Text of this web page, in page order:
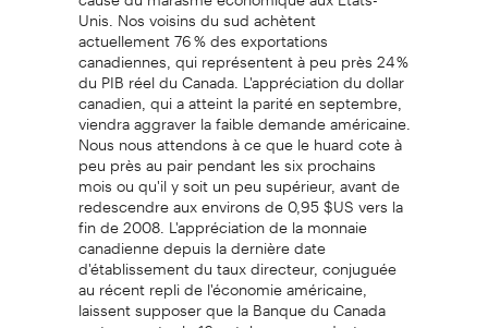
Unis. Nos voisins du sud achètent
actuellement 76 % des exportations
canadiennes, qui représentent à peu près 24 %
du PIB réel du Canada. L'appréciation du dollar
canadien, qui a atteint la parité en septembre,
viendra aggraver la faible demande américaine.
Nous nous attendons à ce que le huard cote à
peu près au pair pendant les six prochains
mois ou qu'il y soit un peu supérieur, avant de
redescendre aux environs de 0,95 $US vers la
fin de 2008. L'appréciation de la monnaie
canadienne depuis la dernière date
d'établissement du taux directeur, conjuguée
au récent repli de l'économie américaine,
laissent supposer que la Banque du Canada